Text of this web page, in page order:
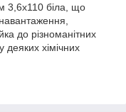
3,6x110 біла, що
до різноманітних
деяких хімічних